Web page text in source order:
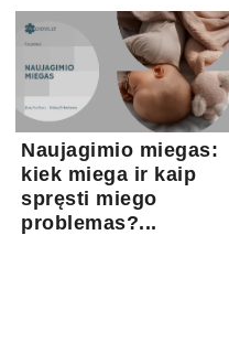
Naujagimio miegas:
kiek miega ir kaip
spręsti miego
problemas?...